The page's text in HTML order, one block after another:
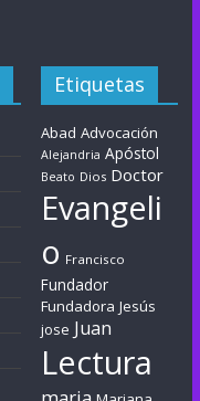
Etiquetas
Abad Advocación
Alejandria Apóstol
Beato Dios Doctor
Evangeli
o Francisco
Fundador
Fundadora Jesús
jose Juan
Lectura